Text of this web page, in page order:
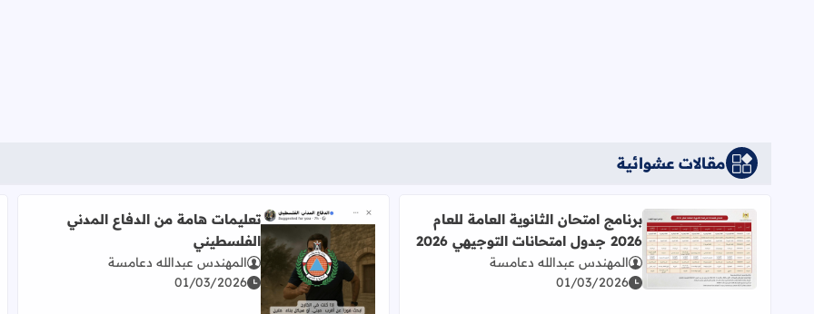
مقالات عشوائية
اقرأ المزيد عن برنامج امتحان الثانوية العامة للعام 2026 جدول امتحانات التوجيهي 2026
برنامج امتحان الثانوية العامة للعام
2026 جدول امتحانات التوجيهي 2026
المهندس عبدالله دعامسة
01/03/2026
اقرأ المزيد عن تعليمات هامة من الدفاع المدني الفلسطيني
تعليمات هامة من الدفاع المدني
الفلسطيني
المهندس عبدالله دعامسة
01/03/2026